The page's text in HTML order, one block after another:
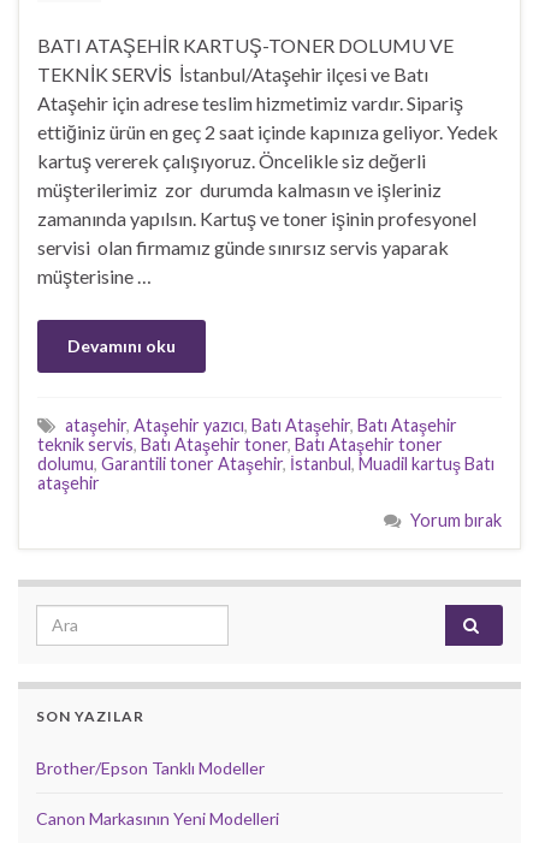
BATI ATAŞEHİR KARTUŞ-TONER DOLUMU VE
TEKNİK SERVİS İstanbul/Ataşehir ilçesi ve Batı
Ataşehir için adrese teslim hizmetimiz vardır. Sipariş
ettiğiniz ürün en geç 2 saat içinde kapınıza geliyor. Yedek
kartuş vererek çalışıyoruz. Öncelikle siz değerli
müşterilerimiz zor durumda kalmasın ve işleriniz
zamanında yapılsın. Kartuş ve toner işinin profesyonel
servisi olan firmamız günde sınırsız servis yaparak
müşterisine …
Devamını oku
ataşehir, Ataşehir yazıcı, Batı Ataşehir, Batı Ataşehir
teknik servis, Batı Ataşehir toner, Batı Ataşehir toner
dolumu, Garantili toner Ataşehir, İstanbul, Muadil kartuş Batı
ataşehir
Yorum bırak
Search for:
SON YAZILAR
Brother/Epson Tanklı Modeller
Canon Markasının Yeni Modelleri